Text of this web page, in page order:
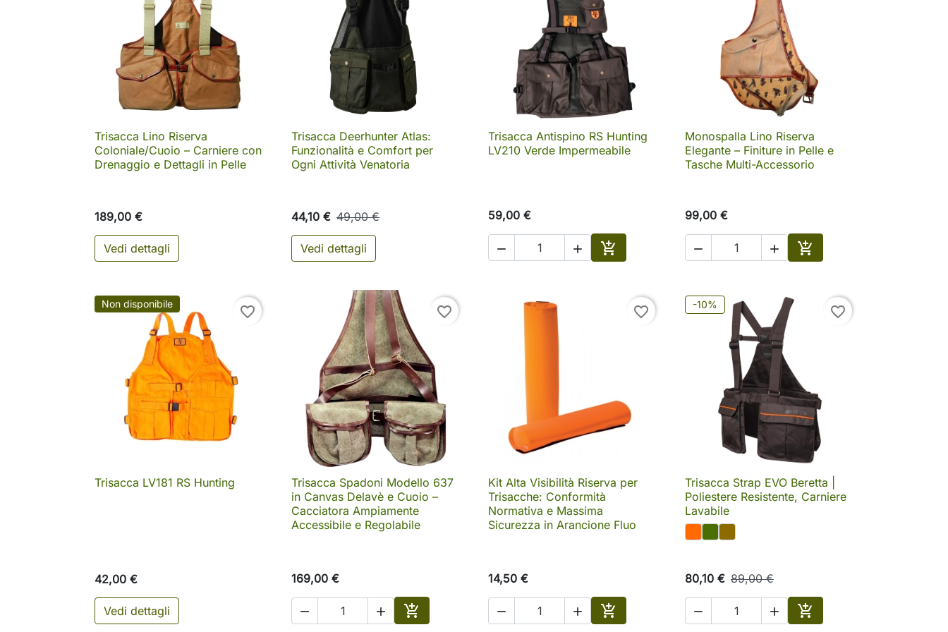
 Anteprima
Trisacca Lino Riserva
Coloniale/Cuoio – Carniere con
Drenaggio e Dettagli in Pelle
189,00 €
Vedi dettagli
 Anteprima
Trisacca Deerhunter Atlas:
Funzionalità e Comfort per
Ogni Attività Venatoria
44,10 € 49,00 €
Vedi dettagli
 Anteprima
Trisacca Antispino RS Hunting
LV210 Verde Impermeabile
59,00 €
  
Aggiungi al carrello
 Anteprima
Monospalla Lino Riserva
Elegante – Finiture in Pelle e
Tasche Multi-Accessorio
99,00 €
  
Aggiungi al carrello
Non disponibile favorite_border
 Anteprima
Trisacca LV181 RS Hunting
42,00 €
Vedi dettagli
favorite_border
 Anteprima
Trisacca Spadoni Modello 637
in Canvas Delavè e Cuoio –
Cacciatora Ampiamente
Accessibile e Regolabile
169,00 €
  
Aggiungi al carrello
favorite_border
 Anteprima
Kit Alta Visibilità Riserva per
Trisacche: Conformità
Normativa e Massima
Sicurezza in Arancione Fluo
14,50 €
  
Aggiungi al carrello
-10% favorite_border
 Anteprima
Trisacca Strap EVO Beretta |
Poliestere Resistente, Carniere
Lavabile
80,10 € 89,00 €
  
Aggiungi al carrello